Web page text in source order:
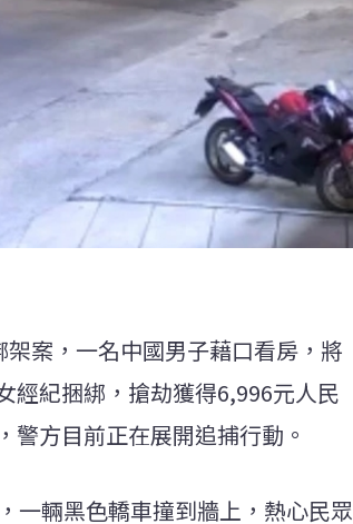
架案，一名中國男子藉口看房，將
經紀捆綁，搶劫獲得6,996元人民
方目前正在展開追捕行動。
一輛黑色轎車撞到牆上，熱心民眾